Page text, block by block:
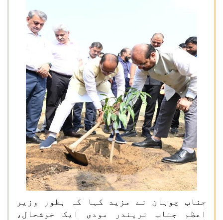
جناب چوہان نے مزید کہا کہ بطور وزیر
اعظم جناب نریندر مودی ایک خوشحال،